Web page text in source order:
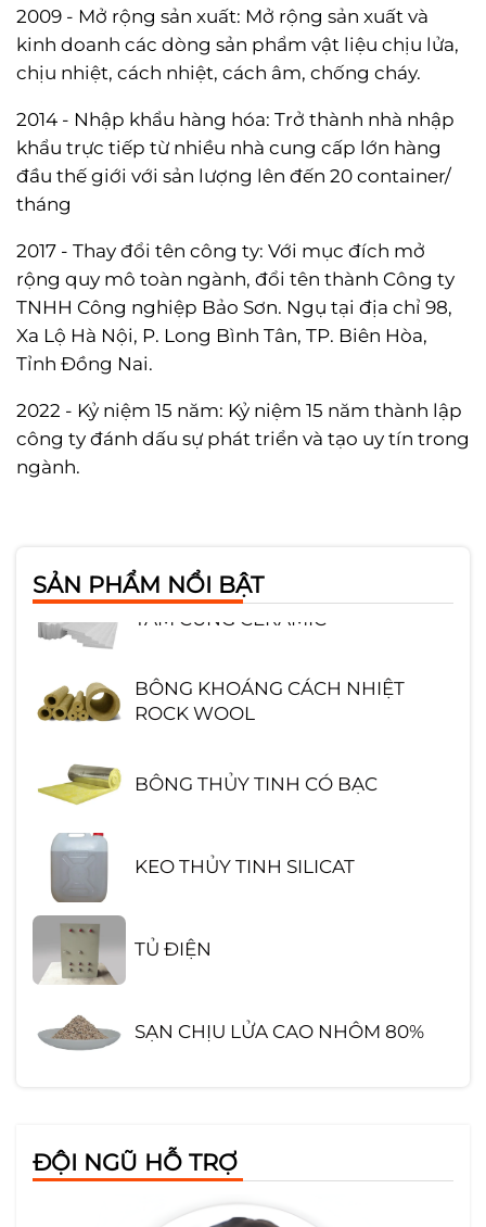
2009 - Mở rộng sản xuất: Mở rộng sản xuất và
kinh doanh các dòng sản phẩm vật liệu chịu lửa,
chịu nhiệt, cách nhiệt, cách âm, chống cháy.
2014 - Nhập khẩu hàng hóa: Trở thành nhà nhập
khẩu trực tiếp từ nhiều nhà cung cấp lớn hàng
đầu thế giới với sản lượng lên đến 20 container/
tháng
2017 - Thay đổi tên công ty: Với mục đích mở
rộng quy mô toàn ngành, đổi tên thành Công ty
TNHH Công nghiệp Bảo Sơn. Ngụ tại địa chỉ 98,
Xa Lộ Hà Nội, P. Long Bình Tân, TP. Biên Hòa,
Tỉnh Đồng Nai.
2022 - Kỷ niệm 15 năm: Kỷ niệm 15 năm thành lập
công ty đánh dấu sự phát triển và tạo uy tín trong
ngành.
SẢN PHẨM NỔI BẬT
TẤM CỨNG CERAMIC
BÔNG KHOÁNG CÁCH NHIỆT
ROCK WOOL
BÔNG THỦY TINH CÓ BẠC
KEO THỦY TINH SILICAT
TỦ ĐIỆN
SẠN CHỊU LỬA CAO NHÔM 80%
TẤM CỨNG CERAMIC
ĐỘI NGŨ HỖ TRỢ